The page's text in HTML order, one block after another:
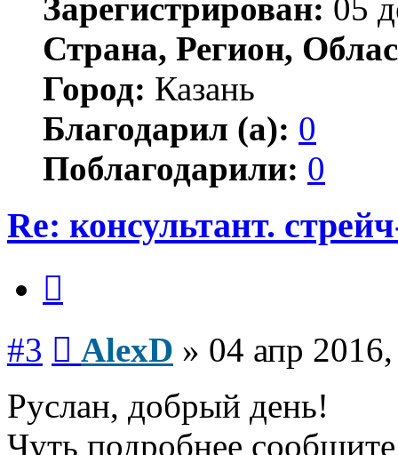
Зарегистрирован: 05
Страна, Регион,
Город: Казань
Благодарил (а): 0
Поблагодарили: 0
Re: консультант.
#3 AlexD » 04 апр
Руслан, добрый день!
Чуть подробнее